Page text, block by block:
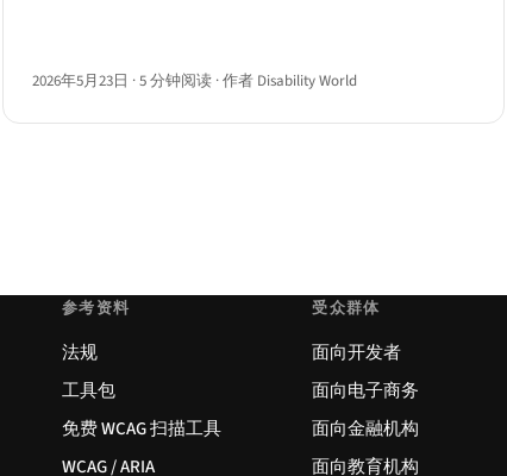
2026年5月23日 ·5 分钟阅读 ·作者 Disability World
参考资料
法规
工具包
免费 WCAG 扫描工具
WCAG / ARIA
受众群体
面向开发者
面向电子商务
面向金融机构
面向教育机构